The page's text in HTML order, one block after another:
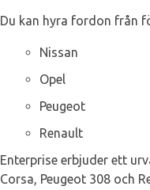
Du kan hyra fordon från
Nissan
Opel
Peugeot
Renault
Enterprise erbjuder ett
Corsa, Peugeot 308 och